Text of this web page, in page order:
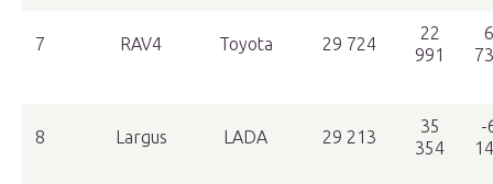
7 RAV4 Toyota 29 724
22
991
6
8 Largus LADA 29 213
35
354
-